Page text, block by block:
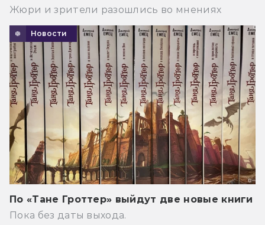
Жюри и зрители разошлись во мнениях
Новости
По «Тане Гроттер» выйдут две новые книги
Пока без даты выхода.